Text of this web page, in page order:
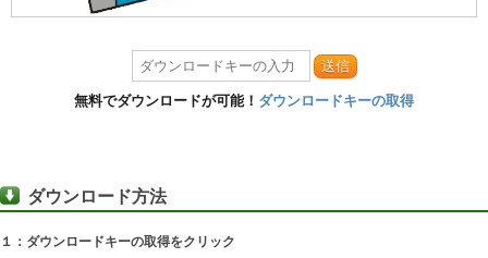
送信
無料でダウンロードが可能！ ダウンロードキーの取得
ダウンロード方法
１：ダウンロードキーの取得をクリック